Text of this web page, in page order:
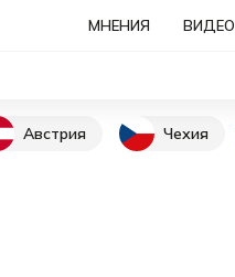
МНЕНИЯ ВИДЕО
Австрия Чехия